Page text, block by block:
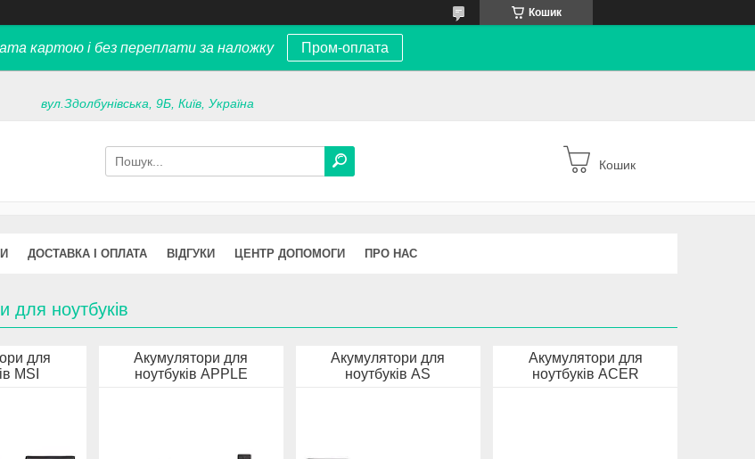
Кошик
картою і без переплати за наложку Пром-оплата
вул.Здолбунівська, 9Б, Київ, Україна
Кошик
ДОСТАВКА І ОПЛАТА ВІДГУКИ ЦЕНТР ДОПОМОГИ ПРО НАС
для ноутбуків
для
MSI
Акумулятори для
ноутбуків APPLE
Акумулятори для
ноутбуків AS
Акумулятори для
ноутбуків ACER